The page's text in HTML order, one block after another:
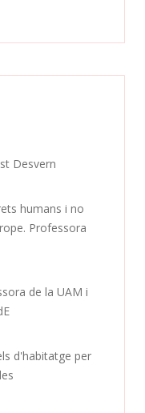
Desvern
humans i no
Professora
de la UAM i
d'habitatge per